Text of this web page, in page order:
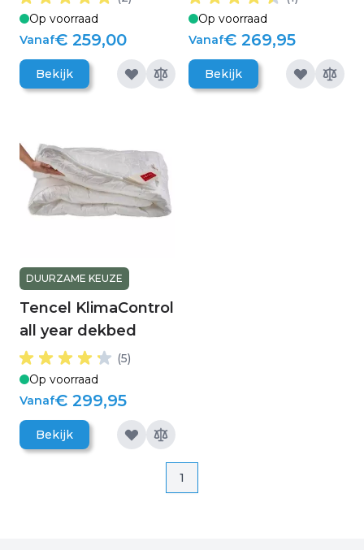
Op voorraad
Vanaf€ 259,00
Bekijk
Op voorraad
Vanaf€ 269,95
Bekijk
DUURZAME KEUZE
Tencel KlimaControl
all year dekbed
(5)
Op voorraad
Vanaf€ 299,95
Bekijk
Pagina
Pagina
1